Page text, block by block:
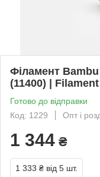
Філамент
(11400) |
Готово до відправки
Код: 1229
Опт і
1 344 ₴
1 333 ₴ від 5 шт.